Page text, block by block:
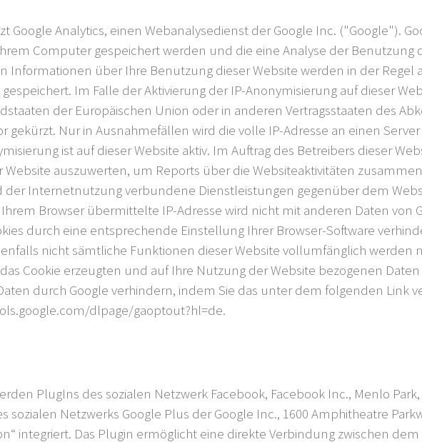
Google Analytics, einen Webanalysedienst der Google Inc. ("Google").
Computer gespeichert werden und die eine Analyse der Benutzung
Informationen über Ihre Benutzung dieser Website werden in der Regel
Im Falle der Aktivierung der IP-Anonymisierung auf dieser
der Europäischen Union oder in anderen Vertragsstaaten des
gekürzt. Nur in Ausnahmefällen wird die volle IP-Adresse an einen
ist auf dieser Website aktiv. Im Auftrag des Betreibers dieser
Website auszuwerten, um Reports über die Websiteaktivitäten
Internetnutzung verbundene Dienstleistungen gegenüber dem
Ihrem Browser übermittelte IP-Adresse wird nicht mit anderen Daten von
durch eine entsprechende Einstellung Ihrer Browser-Software
nicht sämtliche Funktionen dieser Website vollumfänglich
Cookie erzeugten und auf Ihre Nutzung der Website bezogenen
durch Google verhindern, indem Sie das unter dem folgenden Link
dlpage/gaoptout?hl=de.
PlugIns des sozialen Netzwerk Facebook, Facebook Inc., Menlo
sozialen Netzwerks Google Plus der Google Inc., 1600 Amphitheatre
integriert. Das Plugin ermöglicht eine direkte Verbindung zwischen